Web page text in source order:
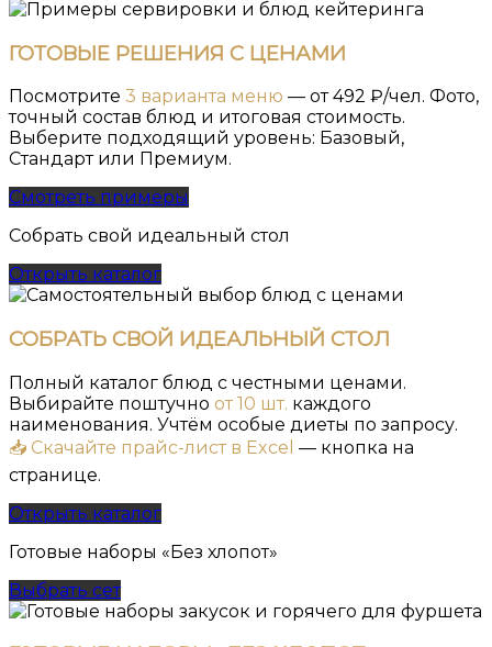
ГОТОВЫЕ РЕШЕНИЯ С ЦЕНАМИ
Посмотрите 3 варианта меню — от 492 ₽/чел. Фото,
точный состав блюд и итоговая стоимость.
Выберите подходящий уровень: Базовый,
Стандарт или Премиум.
Смотреть примеры
Собрать свой идеальный стол
Открыть каталог
СОБРАТЬ СВОЙ ИДЕАЛЬНЫЙ СТОЛ
Полный каталог блюд с честными ценами.
Выбирайте поштучно от 10 шт. каждого
наименования. Учтём особые диеты по запросу.
📥 Скачайте прайс-лист в Excel — кнопка на
странице.
Открыть каталог
Готовые наборы «Без хлопот»
Выбрать сет